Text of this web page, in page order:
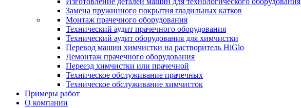
Замена пружинного покрытия гладильных катков
Монтаж прачечного оборудования
Технический аудит прачечного оборудования
Технический аудит оборудования для химчистки
Перевод машин химчистки на растворитель HiGlo
Демонтаж прачечного оборудования
Переезд химчистки или прачечной
Техническое обслуживание прачечных
Техническое обслуживание химчисток
Примеры работ
О компании